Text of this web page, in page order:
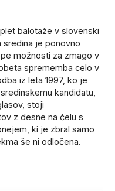
balotaže v slovenski
sredina je ponovno
možnosti za zmago v
sprememba celo v
iz leta 1997, ko je
kandidatu,
stoji
z desne na čelu s
ki je zbral samo
še ni odločena.